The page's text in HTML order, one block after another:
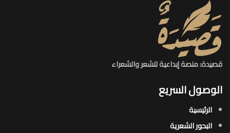
قصيدة: منصة إبداعية للشعر والشعراء
الوصول السريع
الرئيسية
البحور الشعرية​